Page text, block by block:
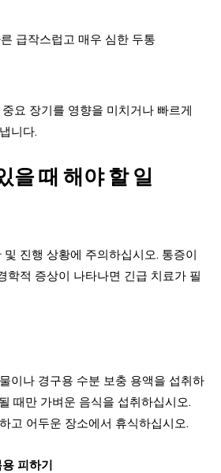
급작스럽고 매우 심한 두통
요 장기를 영향을 미치거나 빠르게
니다.
을 때 해야 할 일
진행 상황에 주의하십시오. 통증이
학적 증상이 나타나면 긴급 치료가 필
이나 경구용 수분 보충 용액을 섭취하
때만 가벼운 음식을 섭취하십시오.
고 어두운 장소에서 휴식하십시오.
피하기